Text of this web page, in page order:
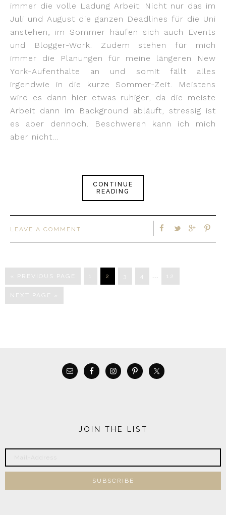
immer die volle Ladung Arbeit! Nicht nur das im
Juli und August die ganzen Deadlines für die Uni
anstehen, im Sommer häufen sich auch Events
und Blogger-Work. Zudem stehen für mich
immer die Planungen für meine längeren New
York-Aufenthalte an und somit fällt alles
irgendwie in die kurze Sommer-Zeit. Meistens
wird es dann hier etwas ruhiger, da die meiste
Arbeit dann im Background abläuft, stressig ist
es aber dennoch. Beschweren kann ich mich
aber nicht…
CONTINUE
READING
LEAVE A COMMENT
« PREVIOUS PAGE 1 2 3 4 … 12
NEXT PAGE »
JOIN THE LIST